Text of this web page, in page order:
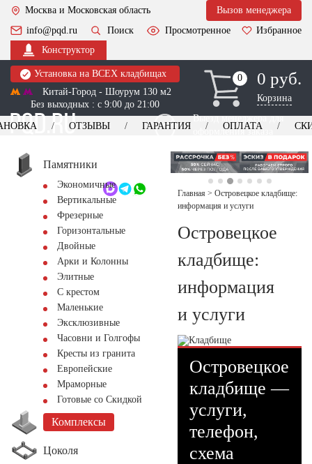
Москва и Московская область
Вызов менеджера
info@pqd.ru
Поиск Просмотренное
Избранное
Конструктор
Установка на ВСЕХ кладбищах
Китай-Город - Шоурум 130 м2
Без выходных : с 9:00 до 21:00
0
0 0 руб.
Корзина
Выезд менеджера для
оформления заказа
+7 (495) 518-44-23
Обратный звонок
ОТЗЫВЫ ГАРАНТИЯ ОПЛАТА
Памятники
Экономичные
Вертикальные
Фрезерные
Горизонтальные
Двойные
Арки и Колонны
Элитные
С крестом
Маленькие
Эксклюзивные
Часовни и Голгофы
Кресты из гранита
Европейские
Мраморные
Готовые со Скидкой
Комплексы
Цоколя
Главная > Островецкое кладбище:
информация и услуги
Островецкое
кладбище:
информация
и услуги
Островецкое
кладбище —
услуги,
телефон,
схема